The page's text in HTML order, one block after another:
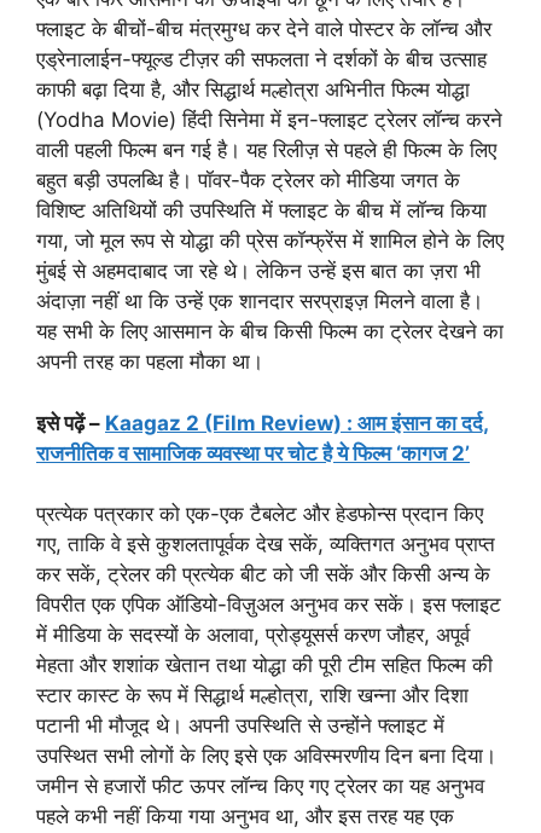
फ्लाइट के बीचों-बीच मंत्रमुग्ध कर देने वाले पोस्टर के लॉन्च और
एड्रेनालाईन-फ्यूल्ड टीज़र की सफलता ने दर्शकों के बीच उत्साह
काफी बढ़ा दिया है, और सिद्धार्थ मल्होत्रा ​​अभिनीत फिल्म योद्धा
(Yodha Movie) हिंदी सिनेमा में इन-फ्लाइट ट्रेलर लॉन्च करने
वाली पहली फिल्म बन गई है। यह रिलीज़ से पहले ही फिल्म के लिए
बहुत बड़ी उपलब्धि है। पॉवर-पैक ट्रेलर को मीडिया जगत के
विशिष्ट अतिथियों की उपस्थिति में फ्लाइट के बीच में लॉन्च किया
गया, जो मूल रूप से योद्धा की प्रेस कॉन्फ्रेंस में शामिल होने के लिए
मुंबई से अहमदाबाद जा रहे थे। लेकिन उन्हें इस बात का ज़रा भी
अंदाज़ा नहीं था कि उन्हें एक शानदार सरप्राइज़ मिलने वाला है।
यह सभी के लिए आसमान के बीच किसी फिल्म का ट्रेलर देखने का
अपनी तरह का पहला मौका था।
इसे पढ़ें – Kaagaz 2 (Film Review) : आम इंसान का दर्द,
राजनीतिक व सामाजिक व्‍यवस्‍था पर चोट है ये फिल्म ‘कागज 2’
प्रत्येक पत्रकार को एक-एक टैबलेट और हेडफोन्स प्रदान किए
गए, ताकि वे इसे कुशलतापूर्वक देख सकें, व्यक्तिगत अनुभव प्राप्त
कर सकें, ट्रेलर की प्रत्येक बीट को जी सकें और किसी अन्य के
विपरीत एक एपिक ऑडियो-विज़ुअल अनुभव कर सकें। इस फ्लाइट
में मीडिया के सदस्यों के अलावा, प्रोड्यूसर्स करण जौहर, अपूर्व
मेहता और शशांक खेतान तथा योद्धा की पूरी टीम सहित फिल्म की
स्टार कास्ट के रूप में सिद्धार्थ मल्होत्रा, राशि खन्ना और दिशा
पटानी भी मौजूद थे। अपनी उपस्थिति से उन्होंने फ्लाइट में
उपस्थित सभी लोगों के लिए इसे एक अविस्मरणीय दिन बना दिया।
जमीन से हजारों फीट ऊपर लॉन्च किए गए ट्रेलर का यह अनुभव
पहले कभी नहीं किया गया अनुभव था, और इस तरह यह एक